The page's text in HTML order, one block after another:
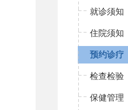
就诊须知
住院须知
预约诊疗
检查检验
保健管理